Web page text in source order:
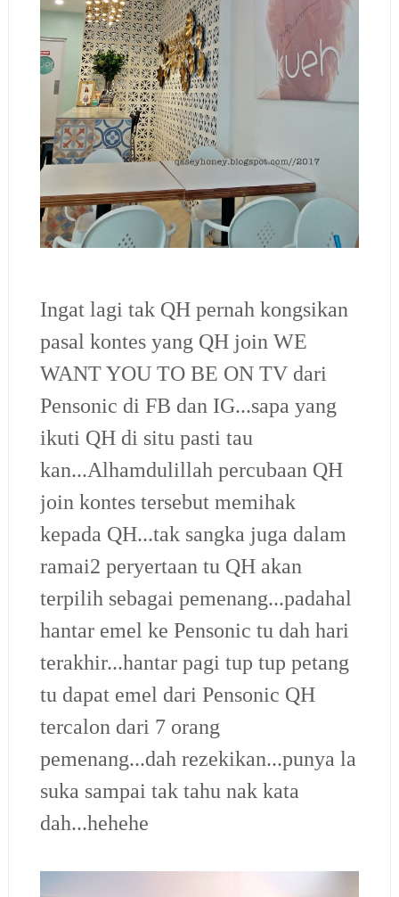
Ingat lagi tak QH pernah kongsikan
pasal kontes yang QH join WE
WANT YOU TO BE ON TV dari
Pensonic di FB dan IG...sapa yang
ikuti QH di situ pasti tau
kan...Alhamdulillah percubaan QH
join kontes tersebut memihak
kepada QH...tak sangka juga dalam
ramai2 peryertaan tu QH akan
terpilih sebagai pemenang...padahal
hantar emel ke Pensonic tu dah hari
terakhir...hantar pagi tup tup petang
tu dapat emel dari Pensonic QH
tercalon dari 7 orang
pemenang...dah rezekikan...punya la
suka sampai tak tahu nak kata
dah...hehehe